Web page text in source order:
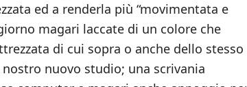
ed a renderla più “movimentata e
magari laccate di un colore che
di cui sopra o anche dello stesso
nuovo studio; una scrivania